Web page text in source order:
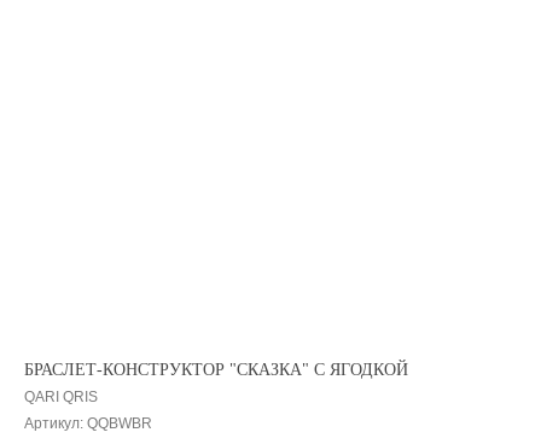
БРАСЛЕТ-КОНСТРУКТОР "СКАЗКА" С ЯГОДКОЙ
QARI QRIS
Артикул: QQBWBR